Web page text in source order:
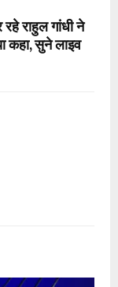
राहुल गांधी ने
कहा, सुने लाइव